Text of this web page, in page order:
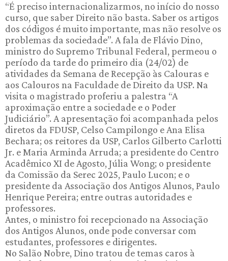
“É preciso internacionalizarmos, no início do nosso
curso, que saber Direito não basta. Saber os artigos
dos códigos é muito importante, mas não resolve os
problemas da sociedade”. A fala de Flávio Dino,
ministro do Supremo Tribunal Federal, permeou o
período da tarde do primeiro dia (24/02) de
atividades da Semana de Recepção às Calouras e
aos Calouros na Faculdade de Direito da USP. Na
visita o magistrado proferiu a palestra “A
aproximação entre a sociedade e o Poder
Judiciário”. A apresentação foi acompanhada pelos
diretos da FDUSP, Celso Campilongo e Ana Elisa
Bechara; os reitores da USP, Carlos Gilberto Carlotti
Jr. e Maria Arminda Arruda; a presidente do Centro
Acadêmico XI de Agosto, Júlia Wong; o presidente
da Comissão da Serec 2025, Paulo Lucon; e o
presidente da Associação dos Antigos Alunos, Paulo
Henrique Pereira; entre outras autoridades e
professores.
Antes, o ministro foi recepcionado na Associação
dos Antigos Alunos, onde pode conversar com
estudantes, professores e dirigentes.
No Salão Nobre, Dino tratou de temas caros à